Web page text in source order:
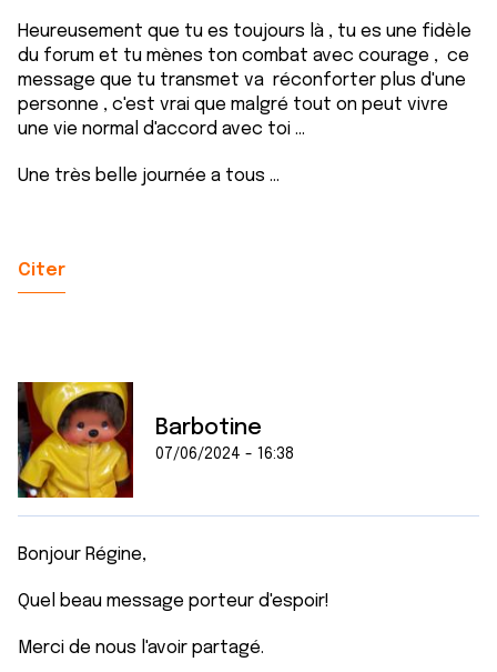
Heureusement que tu es toujours là , tu es une fidèle
du forum et tu mènes ton combat avec courage , ce
message que tu transmet va réconforter plus d'une
personne , c'est vrai que malgré tout on peut vivre
une vie normal d'accord avec toi ...
Une très belle journée a tous ...
Citer
Barbotine
07/06/2024 - 16:38
Bonjour Régine,
Quel beau message porteur d'espoir!
Merci de nous l'avoir partagé.